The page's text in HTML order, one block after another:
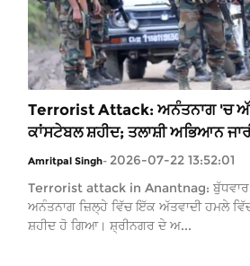
Terrorist Attack: ਅਨੰਤਨਾਗ 'ਚ
ਕਾਂਸਟੇਬਲ ਸ਼ਹੀਦ; ਤਲਾਸ਼ੀ ਅਭਿਆਨ
Amritpal Singh- 2026-07-22 13:52:01
Terrorist attack in Anantnag:
ਅਨੰਤਨਾਗ ਜ਼ਿਲ੍ਹੇ ਵਿੱਚ ਇੱਕ ਅੱਤਵਾਦੀ ਹਮਲੇ
ਸ਼ਹੀਦ ਹੋ ਗਿਆ। ਸ਼੍ਰੀਨਗਰ ਦੇ ਅ...